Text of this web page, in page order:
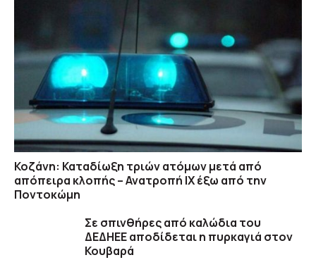
Κοζάνη: Καταδίωξη τριών ατόμων μετά από
απόπειρα κλοπής – Ανατροπή ΙΧ έξω από την
Ποντοκώμη
Σε σπινθήρες από καλώδια του
ΔΕΔΗΕΕ αποδίδεται η πυρκαγιά στον
Κουβαρά